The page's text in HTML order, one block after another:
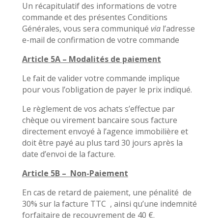
Un récapitulatif des informations de votre
commande et des présentes Conditions
Générales, vous sera communiqué via l’adresse
e-mail de confirmation de votre commande
Article 5A – Modalités de paiement
Le fait de valider votre commande implique
pour vous l’obligation de payer le prix indiqué.
Le règlement de vos achats s’effectue par
chèque ou virement bancaire sous facture
directement envoyé à l’agence immobilière et
doit être payé au plus tard 30 jours après la
date d’envoi de la facture.
Article 5B – Non-Paiement
En cas de retard de paiement, une pénalité de
30% sur la facture TTC , ainsi qu’une indemnité
forfaitaire de recouvrement de 40 €.